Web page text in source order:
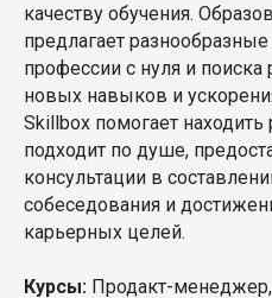
качеству обучения.
предлагает
профессии с нуля и
новых навыков и
Skillbox помогает находить
подходит по душе,
консультации в
собеседования и
карьерных целей.
Курсы: Продакт-